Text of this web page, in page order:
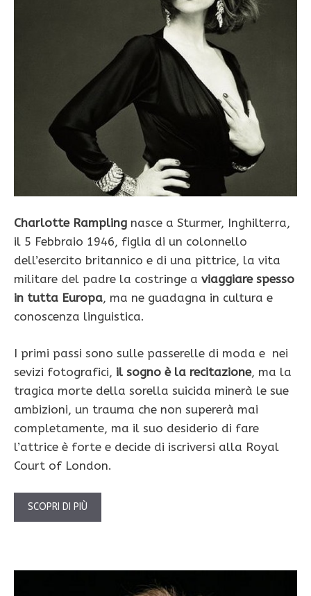
Charlotte Rampling nasce a Sturmer, Inghilterra,
il 5 Febbraio 1946, figlia di un colonnello
dell’esercito britannico e di una pittrice, la vita
militare del padre la costringe a viaggiare spesso
in tutta Europa, ma ne guadagna in cultura e
conoscenza linguistica.
I primi passi sono sulle passerelle di moda e nei
sevizi fotografici, il sogno è la recitazione, ma la
tragica morte della sorella suicida minerà le sue
ambizioni, un trauma che non supererà mai
completamente, ma il suo desiderio di fare
l’attrice è forte e decide di iscriversi alla Royal
Court of London.
SCOPRI DI PIÙ